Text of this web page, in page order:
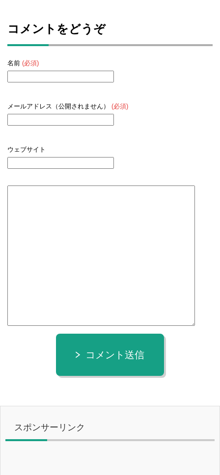
コメントをどうぞ
名前 (必須)
メールアドレス（公開されません） (必須)
ウェブサイト
コメント送信
スポンサーリンク